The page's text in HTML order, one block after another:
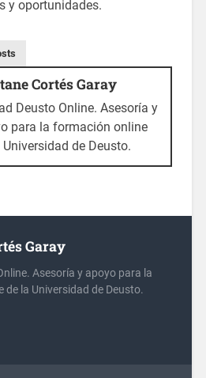
y oportunidades.
Cortés Garay
Deusto Online. Asesoría y
para la formación online
Universidad de Deusto.
Garay
Asesoría y apoyo para la
de la Universidad de Deusto.